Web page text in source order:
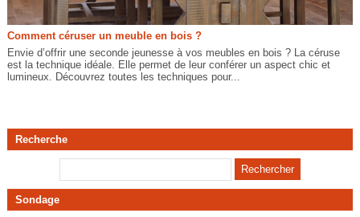
Comment céruser un meuble en bois ?
Envie d’offrir une seconde jeunesse à vos meubles en bois ? La céruse
est la technique idéale. Elle permet de leur conférer un aspect chic et
lumineux. Découvrez toutes les techniques pour...
Recherche
Sondage